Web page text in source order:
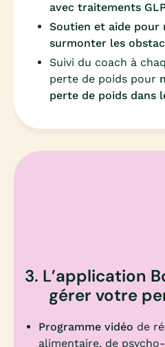
avec traitements
Soutien et aide pour
surmonter les
Suivi du coach à
perte de poids pour
perte de poids dans
3. L’application
gérer votre
Programme vidéo de
alimentaire, de